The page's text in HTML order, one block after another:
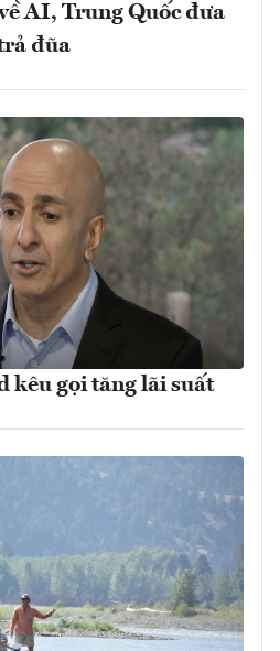
AI, Trung Quốc đưa
đũa
kêu gọi tăng lãi suất